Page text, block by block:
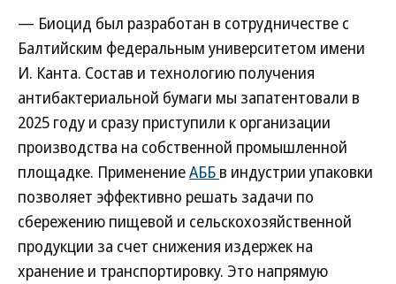
— Биоцид был разработан в сотрудничестве с
Балтийским федеральным университетом имени
И. Канта. Состав и технологию получения
антибактериальной бумаги мы запатентовали в
2025 году и сразу приступили к организации
производства на собственной промышленной
площадке. ПрименениеАББ в индустрии упаковки
позволяет эффективно решать задачи по
сбережению пищевой и сельскохозяйственной
продукции за счет снижения издержек на
хранение и транспортировку. Это напрямую